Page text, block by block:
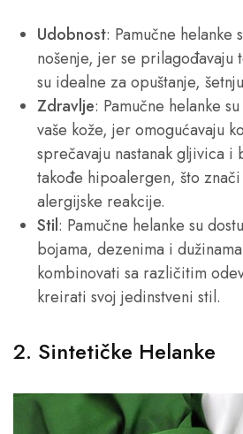
Udobnost: Pamučne helanke
nošenje, jer se prilagođavaju
su idealne za opuštanje,
Zdravlje: Pamučne helanke
vaše kože, jer omogućavaju
sprečavaju nastanak gljivica i
takođe hipoalergen, što
alergijske reakcije.
Stil: Pamučne helanke su
bojama, dezenima i
kombinovati sa različitim
kreirati svoj jedinstveni stil.
2. Sintetičke Helanke